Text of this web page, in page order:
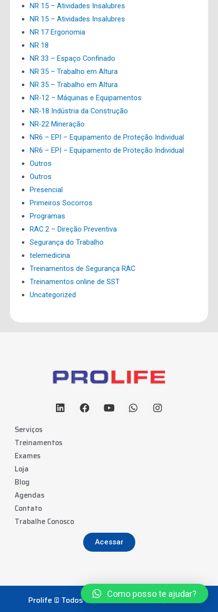
NR 15 – Atividades Insalubres
NR 15 – Atividades Insalubres
NR 17 Ergonomia
NR 18
NR 33 – Espaço Confinado
NR 35 – Trabalho em Altura
NR 35 – Trabalho em Altura
NR-12 – Máquinas e Equipamentos
NR-18 Indústria da Construção
NR-22 Mineração
NR6 – EPI – Equipamento de Proteção Individual
NR6 – EPI – Equipamento de Proteção Individual
Outros
Outros
Presencial
Primeiros Socorros
Programas
RAC 2 – Direção Preventiva
Segurança do Trabalho
telemedicina
Treinamentos de Segurança RAC
Treinamentos online de SST
Uncategorized
Serviços
Treinamentos
Exames
Loja
Blog
Agendas
Contato
Trabalhe Conosco
Acessar
Prolife © Todos os direitos reservados. 2022
Como posso te ajudar?